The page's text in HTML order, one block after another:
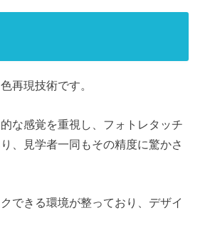
再現技術です。
な感覚を重視し、フォトレタッチ
、見学者一同もその精度に驚かさ
できる環境が整っており、デザイ